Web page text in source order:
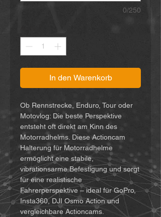
0/250
In den Warenkorb
Ob Rennstrecke, Enduro, Tour oder
Motovlog: Die beste Perspektive
entsteht oft direkt am Kinn des
Motorradhelms. Diese Actioncam
Halterung für Motorradhelme
ermöglicht eine stabile,
vibrationsarme Befestigung und sorgt
für eine realistische
Fahrerperspektive – ideal für GoPro,
Insta360, DJI Osmo Action und
vergleichbare Actioncams.